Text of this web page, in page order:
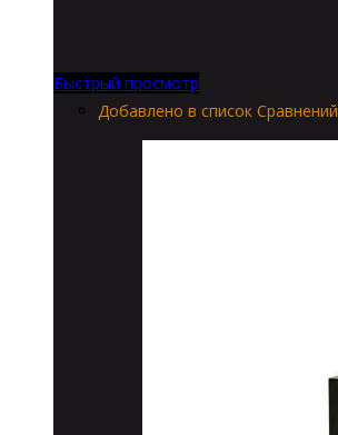
Быстрый просмотр
Добавлено в список Сравнений